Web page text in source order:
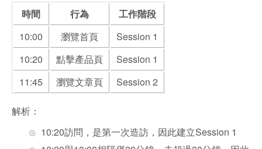
時間 行為
工作階段
10:00
瀏覽首頁
Session 1
10:20
點擊產品頁
Session 1
11:45
瀏覽文章頁 Session 2
解析：
10:20訪問，是第一次造訪，因此建立Session 1